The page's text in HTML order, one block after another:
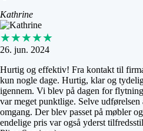
Kathrine
★★★★★
26. jun. 2024
Hurtig og effektiv! Fra kontakt til
kun nogle dage. Hurtig, klar og
igennem. Vi blev på dagen for
var meget punktlige. Selve
omgang. Der blev passet på møbler
endelige pris var også yderst